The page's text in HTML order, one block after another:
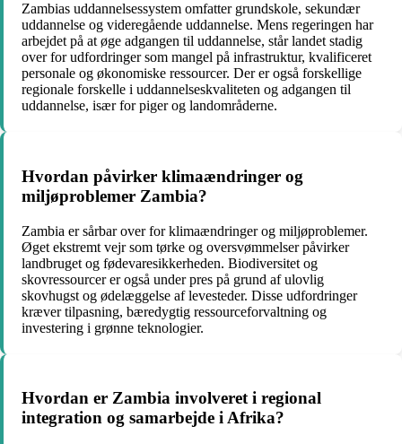
Zambias uddannelsessystem omfatter grundskole, sekundær
uddannelse og videregående uddannelse. Mens regeringen har
arbejdet på at øge adgangen til uddannelse, står landet stadig
over for udfordringer som mangel på infrastruktur, kvalificeret
personale og økonomiske ressourcer. Der er også forskellige
regionale forskelle i uddannelseskvaliteten og adgangen til
uddannelse, især for piger og landområderne.
Hvordan påvirker klimaændringer og
miljøproblemer Zambia?
Zambia er sårbar over for klimaændringer og miljøproblemer.
Øget ekstremt vejr som tørke og oversvømmelser påvirker
landbruget og fødevaresikkerheden. Biodiversitet og
skovressourcer er også under pres på grund af ulovlig
skovhugst og ødelæggelse af levesteder. Disse udfordringer
kræver tilpasning, bæredygtig ressourceforvaltning og
investering i grønne teknologier.
Hvordan er Zambia involveret i regional
integration og samarbejde i Afrika?